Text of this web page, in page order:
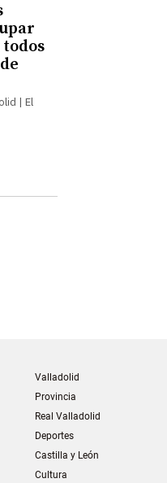
| El
Valladolid
Provincia
Real Valladolid
Deportes
Castilla y León
Cultura